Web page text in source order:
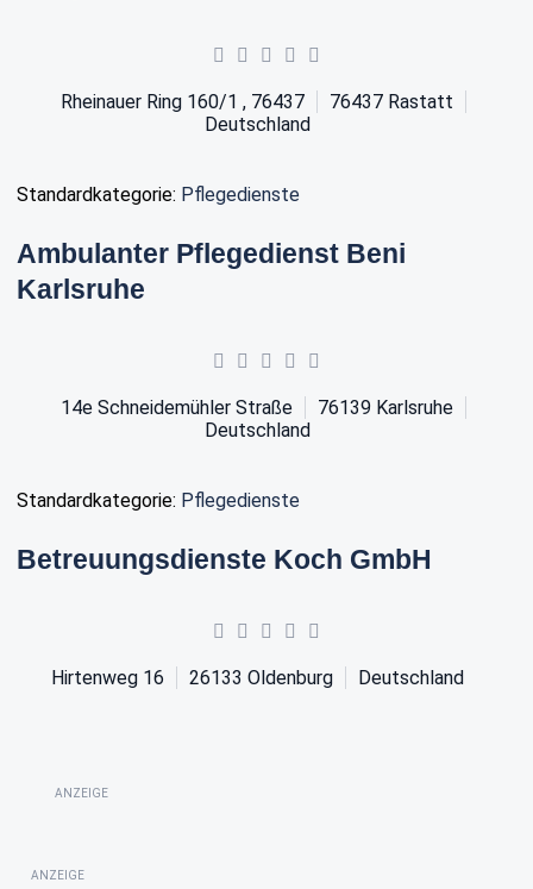
Rheinauer Ring 160/1 , 76437 76437 Rastatt
Deutschland
Standardkategorie: Pflegedienste
Ambulanter Pflegedienst Beni
Karlsruhe
14e Schneidemühler Straße 76139 Karlsruhe
Deutschland
Standardkategorie: Pflegedienste
Betreuungsdienste Koch GmbH
Hirtenweg 16 26133 Oldenburg Deutschland
ANZEIGE
ANZEIGE